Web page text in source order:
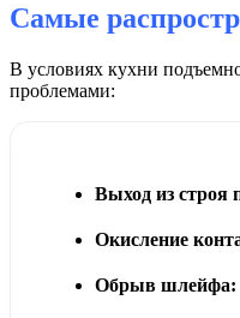
Самые
В условиях кухни
проблемами:
Выход из строя
Окисление
Обрыв шлейфа: